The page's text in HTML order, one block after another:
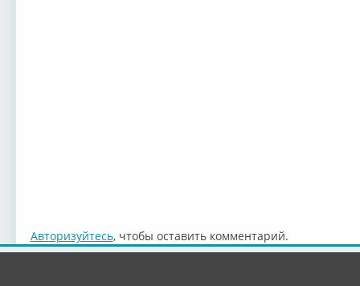
Авторизуйтесь, чтобы оставить комментарий.